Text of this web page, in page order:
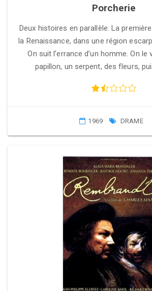
Porcherie
Deux histoires en parallèle. La
la Renaissance, dans une région
On suit l’errance d’un homme. On le
papillon, un serpent, des fleurs,
1969 DRAME